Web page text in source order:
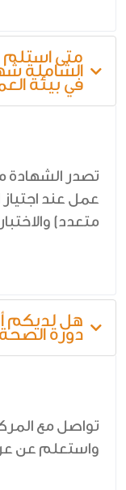
متى
الشاملة
في بيئة
عمل عند اجتياز
متعدد)
هل لديكم
دورة
تواصل مع
واستعلم عن